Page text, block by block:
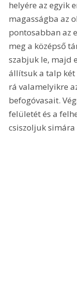
helyére az egyik
magasságba az
pontosabban az
meg a középső
szabjuk le, majd
állítsuk a talp két
rá valamelyikre
befogóvasait.
felületét és a
csiszoljuk simára